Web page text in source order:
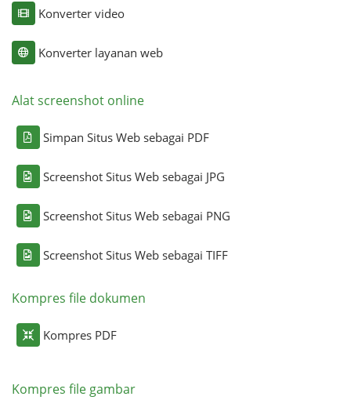
Konverter video
Konverter layanan web
Alat screenshot online
Simpan Situs Web sebagai PDF
Screenshot Situs Web sebagai JPG
Screenshot Situs Web sebagai PNG
Screenshot Situs Web sebagai TIFF
Kompres file dokumen
Kompres PDF
Kompres file gambar